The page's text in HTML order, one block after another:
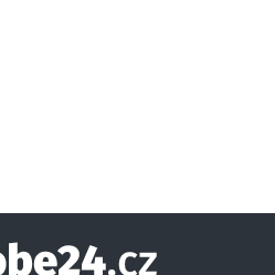
Globe24